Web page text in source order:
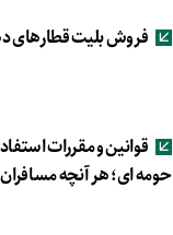
فروش بلیت قطارهای
قوانین و مقررات
حومه ای؛ هر آنچه مسافران